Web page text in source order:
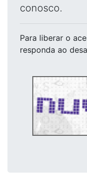
conosco.
Para liberar o
responda ao